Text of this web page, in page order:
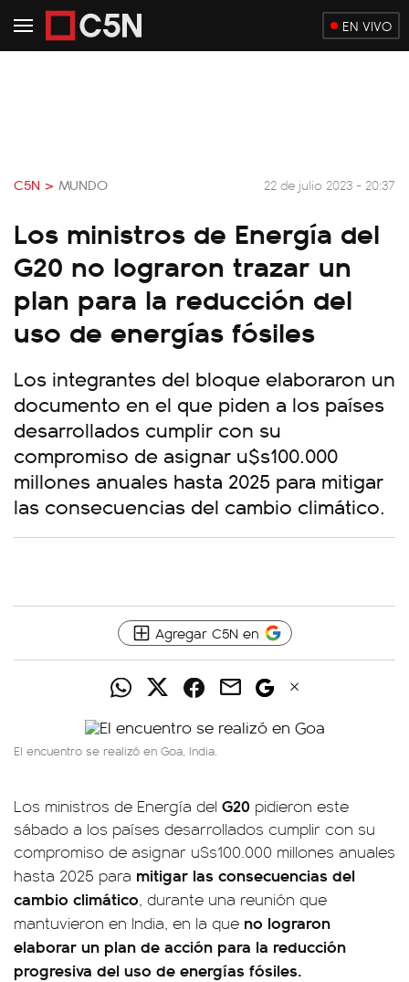
EN VIVO
C5N > MUNDO 22 de julio 2023 - 20:37
Los ministros de Energía del
G20 no lograron trazar un
plan para la reducción del
uso de energías fósiles
Los integrantes del bloque elaboraron un
documento en el que piden a los países
desarrollados cumplir con su
compromiso de asignar u$s100.000
millones anuales hasta 2025 para mitigar
las consecuencias del cambio climático.
Agregar C5N en
El encuentro se realizó en Goa, India.
Los ministros de Energía del G20 pidieron este
sábado a los países desarrollados cumplir con su
compromiso de asignar u$s100.000 millones anuales
hasta 2025 para mitigar las consecuencias del
cambio climático, durante una reunión que
mantuvieron en India, en la que no lograron
elaborar un plan de acción para la reducción
progresiva del uso de energías fósiles.